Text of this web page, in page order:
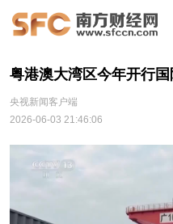
粤港澳大湾区今年开行
央视新闻客户端
2026-06-03 21:46:06